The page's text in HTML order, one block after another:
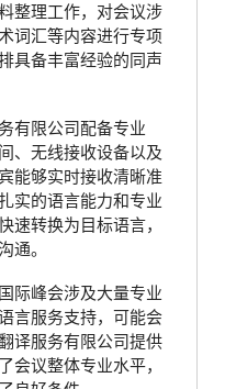
整理工作，对会议涉
词汇等内容进行专项
具备丰富经验的同声
有限公司配备专业
、无线接收设备以及
能够实时接收清晰准
实的语言能力和专业
速转换为目标语言，
通。
际峰会涉及大量专业
言服务支持，可能会
译服务有限公司提供
会议整体专业水平，